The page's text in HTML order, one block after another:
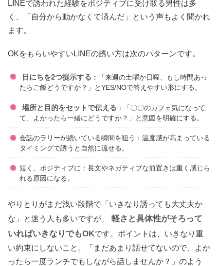
LINEで誘われた経験をポジティブに受け取る男性は多
く、「自分から動かなくて済んだ」という声もよく聞かれ
ます。
OKをもらいやすいLINEの誘い方は次のパターンです。
日にちを2つ提示する ：「来週の土曜か日曜、もし時間あっ
たらご飯どうですか？」とYES/NOで答えやすい形にする。
場所と目的をセットで伝える ：「〇〇のカフェ気になって
て、よかったら一緒にどうですか？」と意図を明確にする。
会話のラリーが続いている瞬間を狙う：温度感が高まっている
タイミングで誘うと自然に流せる。
短く、ポジティブに：長文やネガティブな前置きは重く感じら
れる原因になる。
やりとりがまだ浅い段階で「いきなり誘っても大丈夫か
な」と迷う人も多いですが、
軽さと具体性がそろって
いればいきなりでもOKです。ポイントは、いきなり重
い約束にしないこと。「まだあまり話せてないので、よか
ったら一度ランチでもしながら話しませんか？」のよう